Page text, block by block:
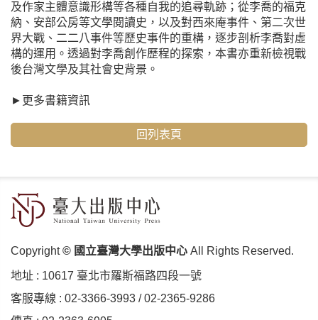
及作家主體意識形構等各種自我的追尋軌跡；從李喬的福克
納、安部公房等文學閱讀史，以及對西來庵事件、第二次世
界大戰、二二八事件等歷史事件的重構，逐步剖析李喬對虛
構的運用。透過對李喬創作歷程的探索，本書亦重新檢視戰
後台灣文學及其社會史背景。
► 更多書籍資訊
回列表頁
Copyright© 國立臺灣大學出版中心 All Rights Reserved.
地址 : 10617 臺北市羅斯福路四段⼀號
客服專線 : 02-3366-3993 /02-2365-9286